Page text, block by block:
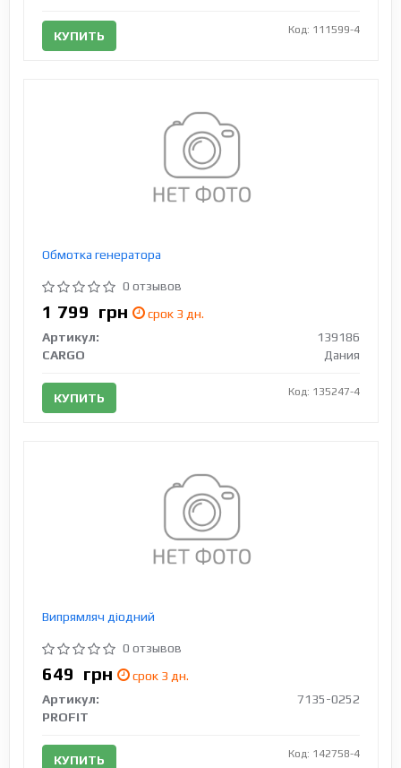
КУПИТЬ Код: 111599-4
Обмотка генератора
0 отзывов
1 799 грн
срок 3 дн.
Артикул:
139186
CARGO
Дания
КУПИТЬ Код: 135247-4
Випрямляч діодний
0 отзывов
649 грн
срок 3 дн.
Артикул:
7135-0252
PROFIT
КУПИТЬ Код: 142758-4